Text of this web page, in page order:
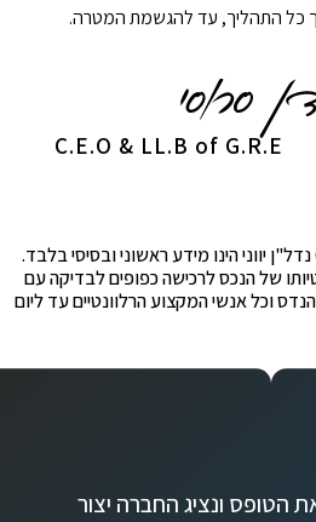
כל התהליך, עד להגשמת המטרה.
C.E.O & LL.B of G.R.E
*כל המידע המוצג באתר G.R.E נדל"ן יווני הינו מידע ראשוני ובסיסי בלבד.
של הנכס לרכישה כפופים לבדיקה עם
וכל אנשי המקצוע הרלוונטיים עד ליום
הטופס ונציג החברה יצור